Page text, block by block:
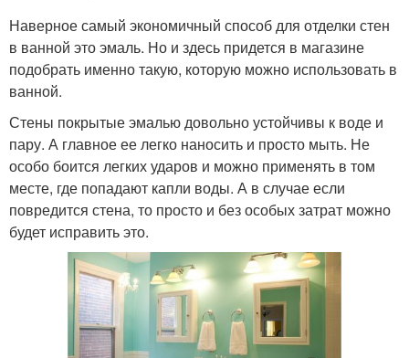
Наверное самый экономичный способ для отделки стен
в ванной это эмаль. Но и здесь придется в магазине
подобрать именно такую, которую можно использовать в
ванной.
Стены покрытые эмалью довольно устойчивы к воде и
пару. А главное ее легко наносить и просто мыть. Не
особо боится легких ударов и можно применять в том
месте, где попадают капли воды. А в случае если
повредится стена, то просто и без особых затрат можно
будет исправить это.